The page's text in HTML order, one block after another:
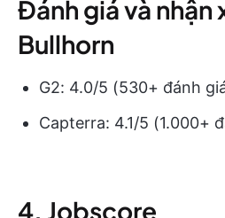
Đánh giá và nhận
Bullhorn
G2: 4.0/5 (530+ đánh
Capterra: 4.1/5 (1.000+
4. Jobscore